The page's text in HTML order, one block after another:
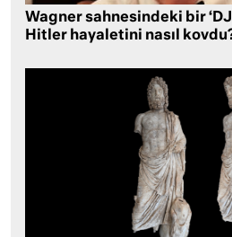
Wagner sahnesindeki bir
Hitler hayaletini nasıl